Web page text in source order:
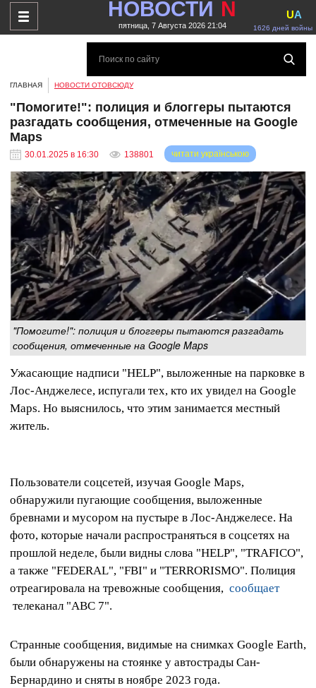
НОВОСТИ N
пятница, 7 Августа 2026 21:04 1626 дней войны
UA
ГЛАВНАЯ НОВОСТИ ОТОВСЮДУ
"Помогите!": полиция и блоггеры пытаются
разгадать сообщения, отмеченные на Google
Maps
30.01.2025 в 16:30 138801 читати українською
"Помогите!": полиция и блоггеры пытаются разгадать
сообщения, отмеченные на Google Maps
Ужасающие надписи "HELP", выложенные на парковке в
Лос-Анджелесе, испугали тех, кто их увидел на Google
Maps. Но выяснилось, что этим занимается местный
житель.
Пользователи соцсетей, изучая Google Maps,
обнаружили пугающие сообщения, выложенные
бревнами и мусором на пустыре в Лос-Анджелесе. На
фото, которые начали распространяться в соцсетях на
прошлой неделе, были видны слова "HELP", "TRAFICO",
а также "FEDERAL", "FBI" и "TERRORISMO". Полиция
отреагировала на тревожные сообщения, сообщает
телеканал "ABC 7".
Странные сообщения, видимые на снимках Google Earth,
были обнаружены на стоянке у автострады Сан-
Бернардино и сняты в ноябре 2023 года.